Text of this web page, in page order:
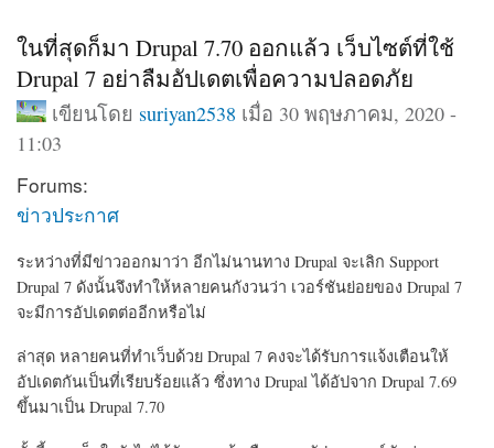
ในที่สุดก็มา Drupal 7.70 ออกแล้ว เว็บไซต์ที่ใช้
Drupal 7 อย่าลืมอัปเดตเพื่อความปลอดภัย
เขียนโดย suriyan2538 เมื่อ 30 พฤษภาคม, 2020 -
11:03
Forums:
ข่าวประกาศ
ระหว่างที่มีข่าวออกมาว่า อีกไม่นานทาง Drupal จะเลิก Support
Drupal 7 ดังนั้นจึงทำให้หลายคนกังวนว่า เวอร์ชันย่อยของ Drupal 7
จะมีการอัปเดตต่ออีกหรือไม่
ล่าสุด หลายคนที่ทำเว็บด้วย Drupal 7 คงจะได้รับการแจ้งเตือนให้
อัปเดตกันเป็นที่เรียบร้อยแล้ว ซึ่งทาง Drupal ได้อัปจาก Drupal 7.69
ขึ้นมาเป็น Drupal 7.70